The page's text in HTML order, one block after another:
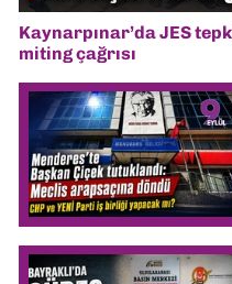
Kaynarpınar’da JES
miting çağrısı